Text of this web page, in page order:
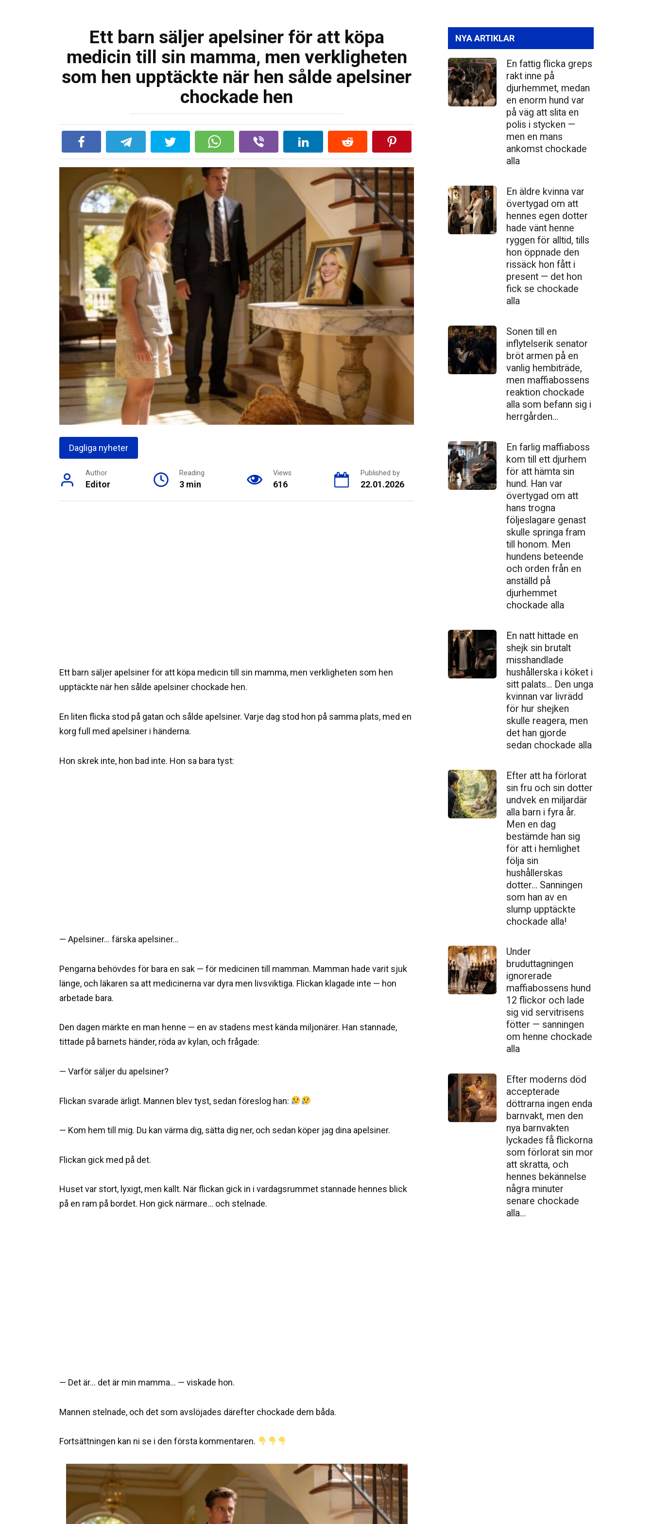
Ett barn säljer apelsiner för att köpa
medicin till sin mamma, men verkligheten
som hen upptäckte när hen sålde apelsiner
chockade hen
Dagliga nyheter
Author
Editor
Reading
3 min
Views
616
Published by
22.01.2026
Ett barn säljer apelsiner för att köpa medicin till sin mamma, men verkligheten som hen
upptäckte när hen sålde apelsiner chockade hen.
En liten flicka stod på gatan och sålde apelsiner. Varje dag stod hon på samma plats, med en
korg full med apelsiner i händerna.
Hon skrek inte, hon bad inte. Hon sa bara tyst:
— Apelsiner… färska apelsiner…
Pengarna behövdes för bara en sak — för medicinen till mamman. Mamman hade varit sjuk
länge, och läkaren sa att medicinerna var dyra men livsviktiga. Flickan klagade inte — hon
arbetade bara.
Den dagen märkte en man henne — en av stadens mest kända miljonärer. Han stannade,
tittade på barnets händer, röda av kylan, och frågade:
— Varför säljer du apelsiner?
Flickan svarade ärligt. Mannen blev tyst, sedan föreslog han:
— Kom hem till mig. Du kan värma dig, sätta dig ner, och sedan köper jag dina apelsiner.
Flickan gick med på det.
Huset var stort, lyxigt, men kallt. När flickan gick in i vardagsrummet stannade hennes blick
på en ram på bordet. Hon gick närmare… och stelnade.
— Det är… det är min mamma… — viskade hon.
Mannen stelnade, och det som avslöjades därefter chockade dem båda.
Fortsättningen kan ni se i den första kommentaren.
NYA ARTIKLAR
En fattig flicka greps
rakt inne på
djurhemmet, medan
en enorm hund var
på väg att slita en
polis i stycken —
men en mans
ankomst chockade
alla
En äldre kvinna var
övertygad om att
hennes egen dotter
hade vänt henne
ryggen för alltid, tills
hon öppnade den
ris­säck hon fått i
present — det hon
fick se chockade
alla
Sonen till en
inflytelserik senator
bröt armen på en
vanlig hembiträde,
men maffiabossens
reaktion chockade
alla som befann sig i
herrgården…
En farlig maffiaboss
kom till ett djurhem
för att hämta sin
hund. Han var
övertygad om att
hans trogna
följeslagare genast
skulle springa fram
till honom. Men
hundens beteende
och orden från en
anställd på
djurhemmet
chockade alla
En natt hittade en
shejk sin brutalt
misshandlade
hushållerska i köket i
sitt palats… Den unga
kvinnan var livrädd
för hur shejken
skulle reagera, men
det han gjorde
sedan chockade alla
Efter att ha förlorat
sin fru och sin dotter
undvek en miljardär
alla barn i fyra år.
Men en dag
bestämde han sig
för att i hemlighet
följa sin
hushållerskas
dotter… Sanningen
som han av en
slump upptäckte
chockade alla!
Under
bruduttagningen
ignorerade
maffiabossens hund
12 flickor och lade
sig vid servitrisens
fötter — sanningen
om henne chockade
alla
Efter moderns död
accepterade
döttrarna ingen enda
barnvakt, men den
nya barnvakten
lyckades få flickorna
som förlorat sin mor
att skratta, och
hennes bekännelse
några minuter
senare chockade
alla…